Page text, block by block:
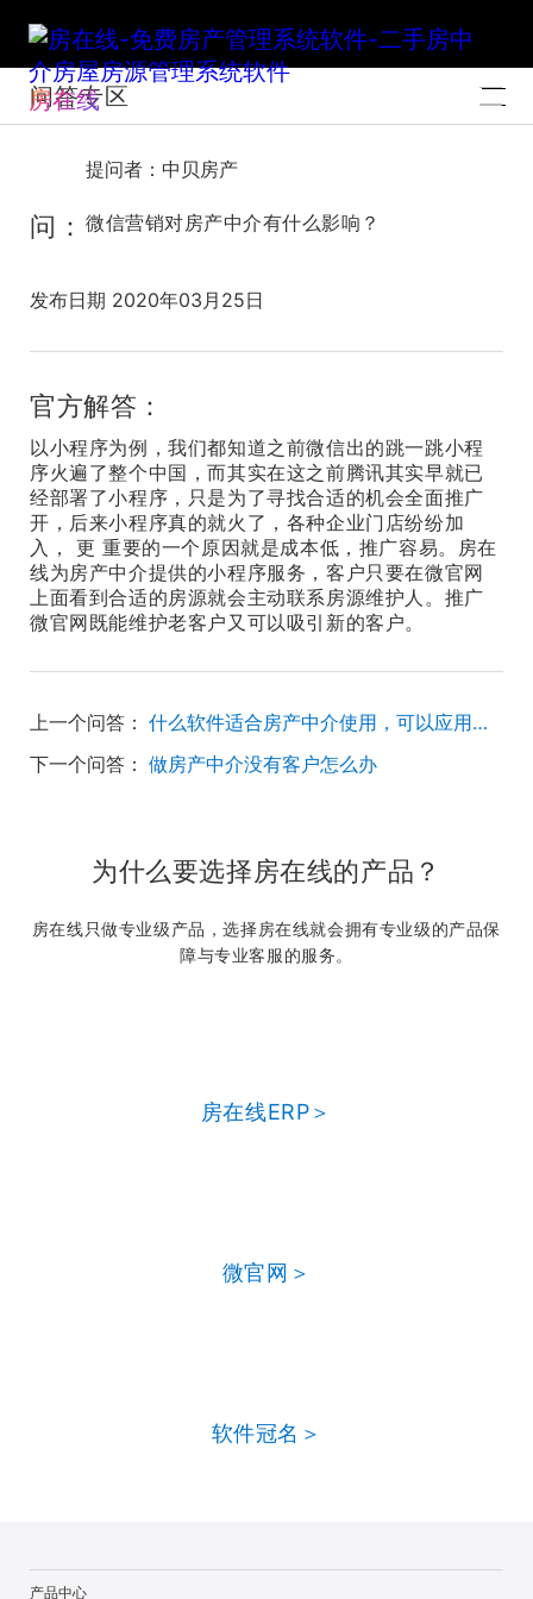
房在线
问答专区
提问者：中贝房产
问： 微信营销对房产中介有什么影响？
发布日期 2020年03月25日
官方解答：
以小程序为例，我们都知道之前微信出的跳一跳小程
序火遍了整个中国，而其实在这之前腾讯其实早就已
经部署了小程序，只是为了寻找合适的机会全面推广
开，后来小程序真的就火了，各种企业门店纷纷加
入， 更 重要的一个原因就是成本低，推广容易。房在
线为房产中介提供的小程序服务，客户只要在微官网
上面看到合适的房源就会主动联系房源维护人。推广
微官网既能维护老客户又可以吸引新的客户。
上一个问答：
什么软件适合房产中介使用，可以应用到门店管理，方便管理人员和数据的？
下一个问答： 做房产中介没有客户怎么办
为什么要选择房在线的产品？
房在线只做专业级产品，选择房在线就会拥有专业级的产品保
障与专业客服的服务。
房在线ERP＞
微官网＞
软件冠名＞
产品中心